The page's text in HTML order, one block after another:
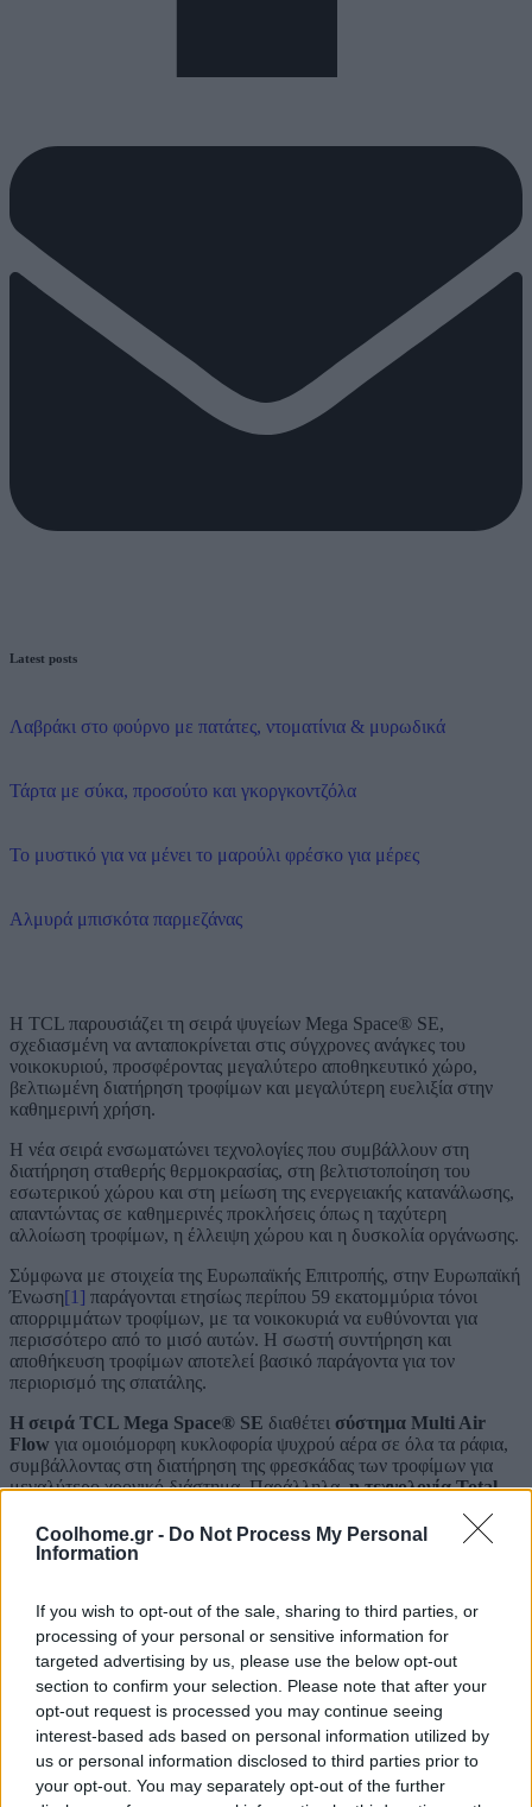
Coolhome.gr - Do Not Process My Personal
Information
If you wish to opt-out of the sale, sharing to third parties, or
processing of your personal or sensitive information for
targeted advertising by us, please use the below opt-out
section to confirm your selection. Please note that after your
opt-out request is processed you may continue seeing
interest-based ads based on personal information utilized by
us or personal information disclosed to third parties prior to
your opt-out. You may separately opt-out of the further
Latest posts
Λαβράκι στο φούρνο με πατάτες, ντοματίνια & μυρωδικά
Τάρτα με σύκα, προσούτο και γκοργκοντζόλα
Το μυστικό για να μένει το μαρούλι φρέσκο για μέρες
Αλμυρά μπισκότα παρμεζάνας
Η TCL παρουσιάζει τη σειρά ψυγείων Mega Space® SE,
σχεδιασμένη να ανταποκρίνεται στις σύγχρονες ανάγκες του
νοικοκυριού, προσφέροντας μεγαλύτερο αποθηκευτικό χώρο,
βελτιωμένη διατήρηση τροφίμων και μεγαλύτερη ευελιξία στην
καθημερινή χρήση.
Η νέα σειρά ενσωματώνει τεχνολογίες που συμβάλλουν στη
διατήρηση σταθερής θερμοκρασίας, στη βελτιστοποίηση του
εσωτερικού χώρου και στη μείωση της ενεργειακής κατανάλωσης,
απαντώντας σε καθημερινές προκλήσεις όπως η ταχύτερη
αλλοίωση τροφίμων, η έλλειψη χώρου και η δυσκολία οργάνωσης.
Σύμφωνα με στοιχεία της Ευρωπαϊκής Επιτροπής, στην Ευρωπαϊκή
Ένωση[1] παράγονται ετησίως περίπου 59 εκατομμύρια τόνοι
απορριμμάτων τροφίμων, με τα νοικοκυριά να ευθύνονται για
περισσότερο από το μισό αυτών. Η σωστή συντήρηση και
αποθήκευση τροφίμων αποτελεί βασικό παράγοντα για τον
περιορισμό της σπατάλης.
Η σειρά TCL Mega Space® SE διαθέτει σύστημα Multi Air
Flow για ομοιόμορφη κυκλοφορία ψυχρού αέρα σε όλα τα ράφια,
συμβάλλοντας στη διατήρηση της φρεσκάδας των τροφίμων για
μεγαλύτερο χρονικό διάστημα. Παράλληλα,η τεχνολογία Total
χειροκίνητης απόψυξης.
Wall μειώνει το πάχος των τοιχωμάτων, αυξάνοντας τον ωφέλιμο
εσωτερικό χώρο χωρίς αύξηση των εξωτερικών διαστάσεων.
Η σειρά διαθέτει επίσης
Variable Zone με δυνατότητα
θερμοκρασίας από -1°C έως 4°C, προσφέρονταςμεγαλύτερη
ευελιξία αποθήκευσηςγια διαφορετικά είδη τροφίμων και ποτών,
ανάλογα με τις καθημερινές ανάγκες του χρήστη.
Παράλληλα, οinverter compressor συμβάλλει στηχαμηλότερη
κατανάλωση ενέργειας, στη μείωση του θορύβου και στη